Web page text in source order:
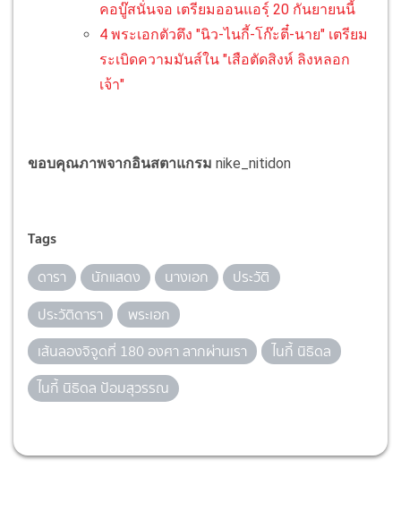
คอบู๊สนั่นจอ เตรียมออนแอรฺ์ 20 กันยายนนี้
4 พระเอกตัวตึง "นิว-ไนกี้-โก๊ะตี๋-นาย" เตรียม
ระเบิดความมันส์ใน "เสือตัดสิงห์ ลิงหลอก
เจ้า"
ขอบคุณภาพจากอินสตาแกรม nike_nitidon
Tags
ดารา นักแสดง นางเอก
ประวัติ
ประวัติดารา
พระเอก
เส้นลองจิจูดที่ 180 องศา ลากผ่านเรา
ไนกี้ นิธิดล
ไนกี้ นิธิดล ป้อมสุวรรณ